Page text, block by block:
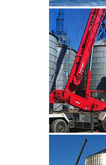
CLIQUEZ
CLIQUEZ